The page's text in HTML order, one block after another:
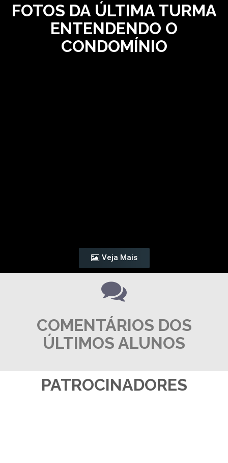
FOTOS DA ÚLTIMA TURMA
ENTENDENDO O
CONDOMÍNIO
Veja Mais
COMENTÁRIOS DOS
ÚLTIMOS ALUNOS
PATROCINADORES